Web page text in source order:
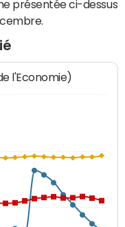
présentée ci-dessus
l'Economie)